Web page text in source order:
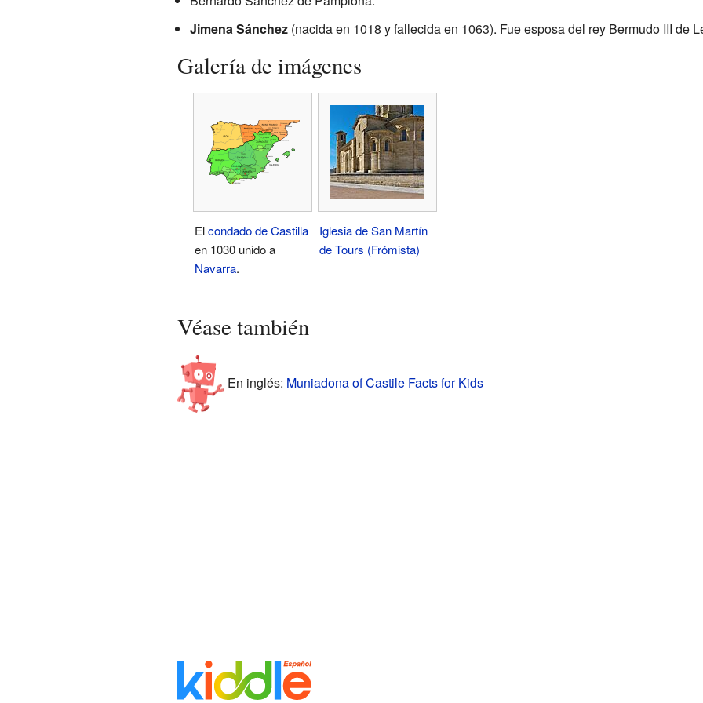
Jimena Sánchez(nacida en 1018 y fallecida en 1063). Fue esposa del rey Bermudo III de
Galería de imágenes
Elcondado de Castilla
en 1030 unido a
Navarra.
Iglesia de San Martín
de Tours (Frómista)
Véase también
En inglés: Muniadona of Castile Facts for Kids